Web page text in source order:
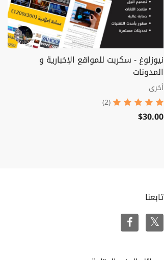
نيوزلوغ - سكربت للمواقع الإخبارية و
المدونات
أخرى
(2)
$30.00
تابعنا